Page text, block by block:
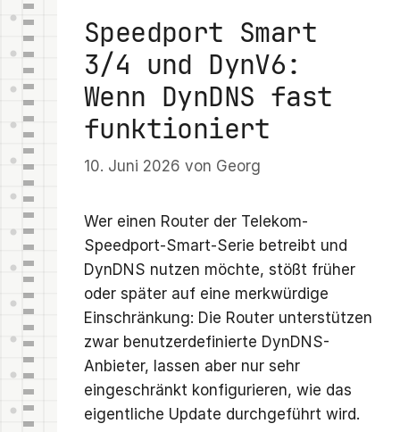
Speedport Smart
3/4 und DynV6:
Wenn DynDNS fast
funktioniert
10. Juni 2026 von Georg
Wer einen Router der Telekom-
Speedport-Smart-Serie betreibt und
DynDNS nutzen möchte, stößt früher
oder später auf eine merkwürdige
Einschränkung: Die Router unterstützen
zwar benutzerdefinierte DynDNS-
Anbieter, lassen aber nur sehr
eingeschränkt konfigurieren, wie das
eigentliche Update durchgeführt wird.